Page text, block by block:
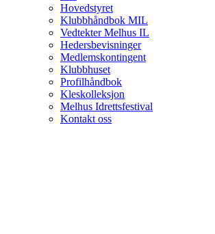
Hovedstyret
Klubbhåndbok MIL
Vedtekter Melhus IL
Hedersbevisninger
Medlemskontingent
Klubbhuset
Profilhåndbok
Kleskolleksjon
Melhus Idrettsfestival
Kontakt oss